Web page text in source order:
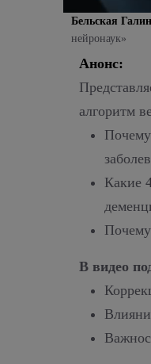
Бельская
нейронаук»
Анонс:
алгоритм
Какие
В видео п